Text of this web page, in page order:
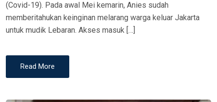
(Covid-19). Pada awal Mei kemarin, Anies sudah
memberitahukan keinginan melarang warga keluar Jakarta
untuk mudik Lebaran. Akses masuk […]
Read More